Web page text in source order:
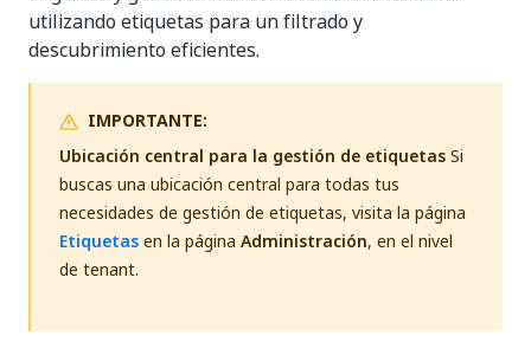
utilizando etiquetas para un filtrado y
descubrimiento eficientes.
IMPORTANTE:
Ubicación central para la gestión de etiquetasSi
buscas una ubicación central para todas tus
necesidades de gestión de etiquetas, visita la página
Etiquetasen la página Administración, en el nivel
de tenant.